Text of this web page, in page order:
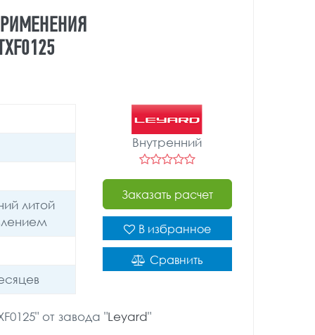
литой
Внутренний
Заказать расчет
В избранное
Сравнить
от завода "Leyard"